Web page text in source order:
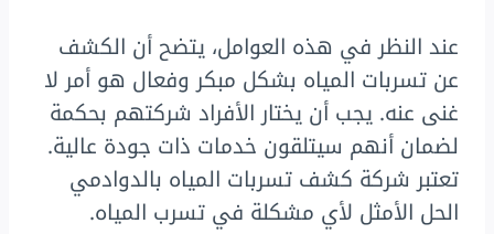
عند النظر في هذه العوامل، يتضح أن الكشف
عن تسربات المياه بشكل مبكر وفعال هو أمر لا
غنى عنه. يجب أن يختار الأفراد شركتهم بحكمة
لضمان أنهم سيتلقون خدمات ذات جودة عالية.
تعتبر شركة كشف تسربات المياه بالدوادمي
الحل الأمثل لأي مشكلة في تسرب المياه.